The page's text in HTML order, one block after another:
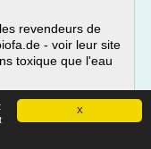
X
revendeurs de
- voir leur site
toxique que l'eau
de la mérule